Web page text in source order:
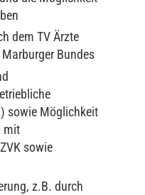
dem TV Ärzte
Bundes
sowie Möglichkeit
mit
sowie
z.B. durch